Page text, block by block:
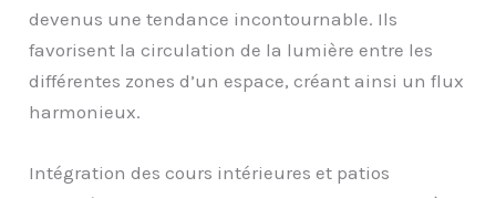
devenus une tendance incontournable. Ils
favorisent la circulation de la lumière entre les
différentes zones d’un espace, créant ainsi un flux
harmonieux.
Intégration des cours intérieures et patios